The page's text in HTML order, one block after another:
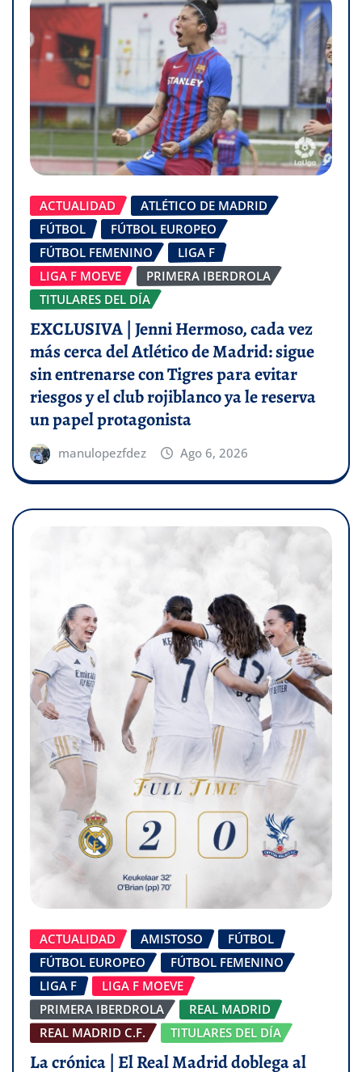
ACTUALIDAD
ATLÉTICO DE MADRID
FÚTBOL
FÚTBOL EUROPEO
FÚTBOL FEMENINO
LIGA F
LIGA F MOEVE
PRIMERA IBERDROLA
TITULARES DEL DÍA
EXCLUSIVA | Jenni Hermoso, cada vez
más cerca del Atlético de Madrid: sigue
sin entrenarse con Tigres para evitar
riesgos y el club rojiblanco ya le reserva
un papel protagonista
manulopezfdez Ago 6, 2026
ACTUALIDAD AMISTOSO
FÚTBOL
FÚTBOL EUROPEO
FÚTBOL FEMENINO
LIGA F
LIGA F MOEVE
PRIMERA IBERDROLA
REAL MADRID
REAL MADRID C.F.
TITULARES DEL DÍA
La crónica | El Real Madrid doblega al